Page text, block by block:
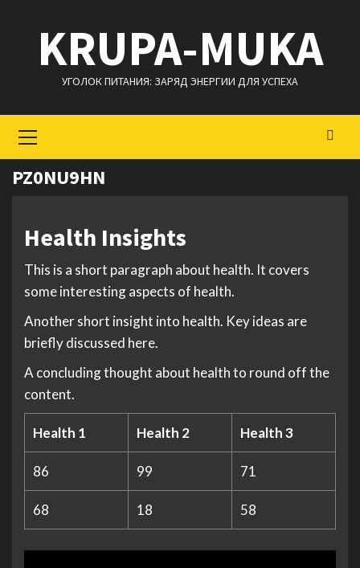
содержимому
KRUPA-MUKA
УГОЛОК ПИТАНИЯ: ЗАРЯД ЭНЕРГИИ ДЛЯ УСПЕХА
меню
PZ0NU9HN
Health Insights
This is a short paragraph about health. It covers
some interesting aspects of health.
Another short insight into health. Key ideas are
briefly discussed here.
A concluding thought about health to round off the
content.
Health 1 Health 2 Health 3
86 99 71
68 18 58